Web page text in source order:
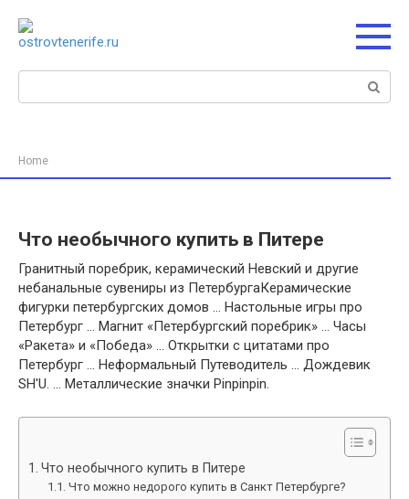
контенту
Поиск:
Home
Что необычного купить в Питере
Гранитный поребрик, керамический Невский и другие
небанальные сувениры из ПетербургаКерамические
фигурки петербургских домов … Настольные игры про
Петербург … Магнит «Петербургский поребрик» … Часы
«Ракета» и «Победа» … Открытки с цитатами про
Петербург … Неформальный Путеводитель … Дождевик
SH'U. … Металлические значки Pinpinpin.
Что необычного купить в Питере
Что можно недорого купить в Санкт Петербурге?